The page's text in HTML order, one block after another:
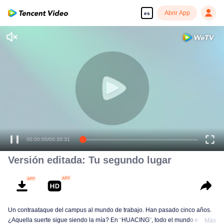
es Abrir App
00:00:00/00:30:31
Versión editada: Tu segundo lugar
Un contraataque del campus al mundo de trabajo. Han pasado cinco años.
¿Aquella suerte sigue siendo la mía? En ¨HUACING¨, todo el mundo estáMás